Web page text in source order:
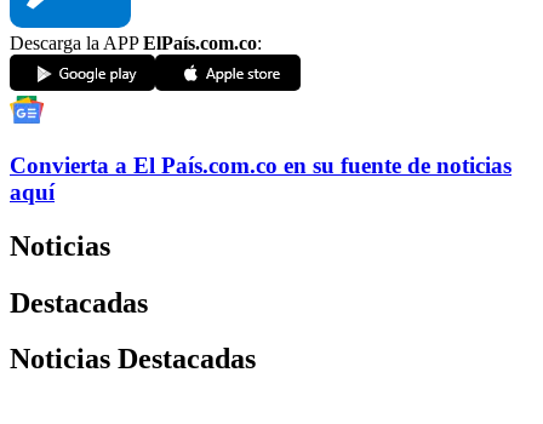
Descarga la APPElPaís.com.co:
Convierta a El País.com.co en su fuente de noticias
aquí
Noticias
Destacadas
Noticias Destacadas